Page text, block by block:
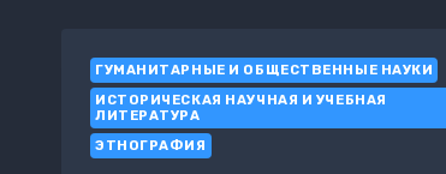
ГУМАНИТАРНЫЕ И ОБЩЕСТВЕННЫЕ НАУКИ
ИСТОРИЧЕСКАЯ НАУЧНАЯ И УЧЕБНАЯ
ЛИТЕРАТУРА
ЭТНОГРАФИЯ